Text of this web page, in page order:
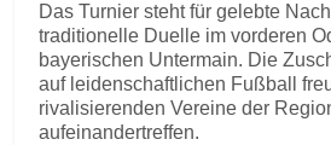
Das Turnier steht für gelebte
traditionelle Duelle im vorderen
bayerischen Untermain. Die
auf leidenschaftlichen Fußball
rivalisierenden Vereine der
aufeinandertreffen.